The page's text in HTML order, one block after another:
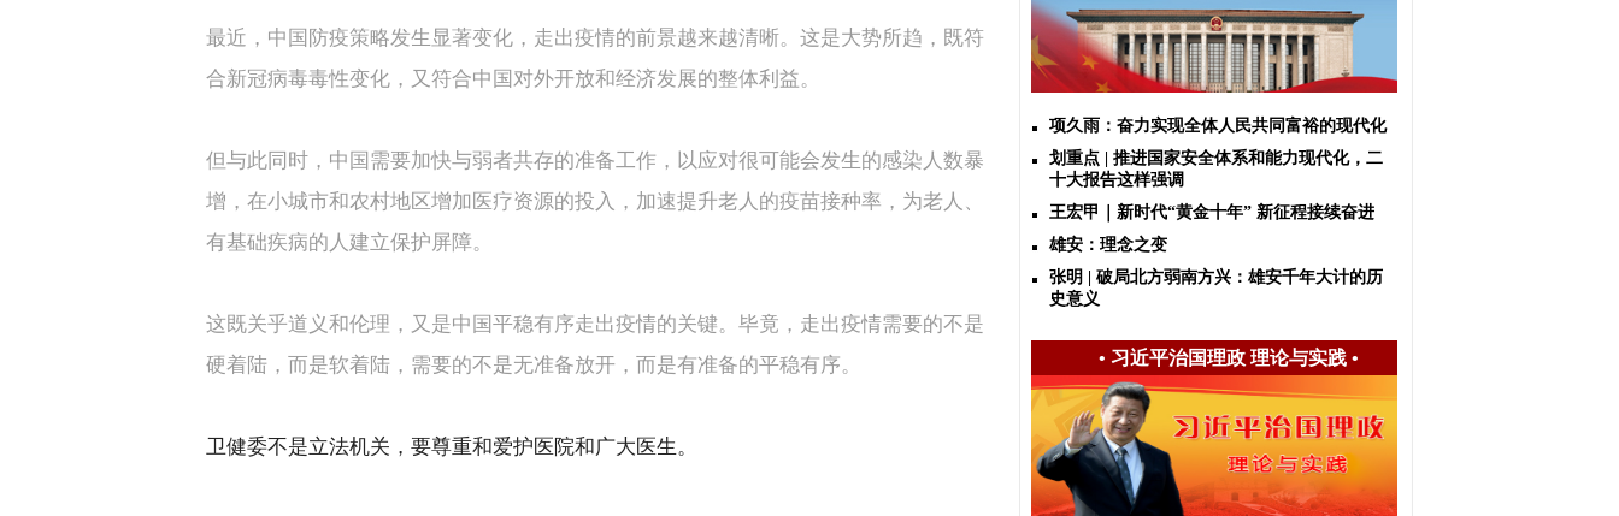
最近，中国防疫策略发生显著变化，走出疫情的前景越来越清晰。这是大势所趋，既符
合新冠病毒毒性变化，又符合中国对外开放和经济发展的整体利益。
但与此同时，中国需要加快与弱者共存的准备工作，以应对很可能会发生的感染人数暴
增，在小城市和农村地区增加医疗资源的投入，加速提升老人的疫苗接种率，为老人、
有基础疾病的人建立保护屏障。
这既关乎道义和伦理，又是中国平稳有序走出疫情的关键。毕竟，走出疫情需要的不是
硬着陆，而是软着陆，需要的不是无准备放开，而是有准备的平稳有序。
卫健委不是立法机关，要尊重和爱护医院和广大医生。
项久雨：奋力实现全体人民共同富裕的现代化
划重点 | 推进国家安全体系和能力现代化，二
十大报告这样强调
王宏甲｜新时代“黄金十年” 新征程接续奋进
雄安：理念之变
张明 | 破局北方弱南方兴：雄安千年大计的历
史意义
• 习近平治国理政 理论与实践•